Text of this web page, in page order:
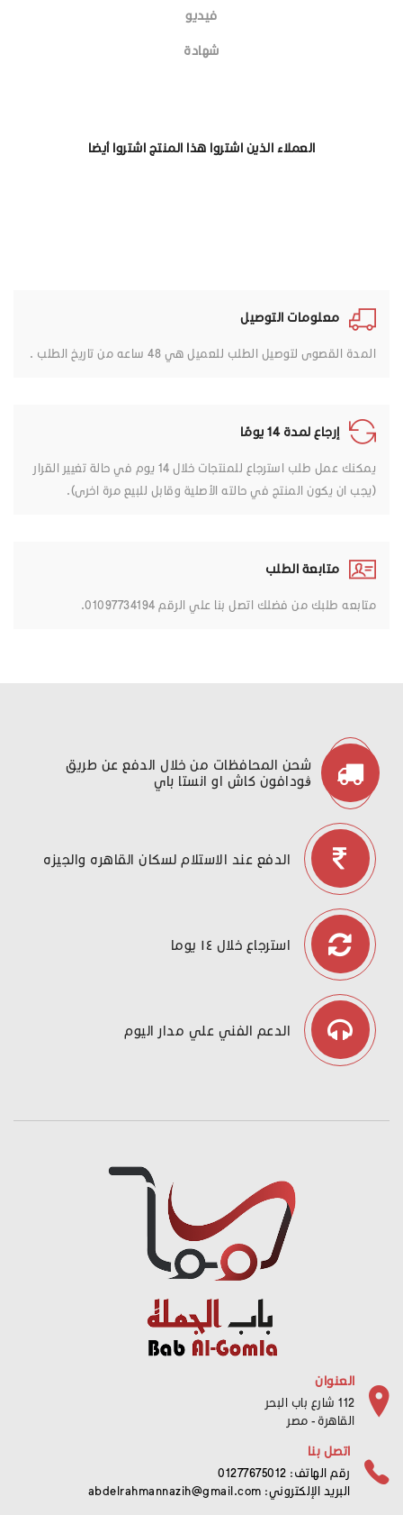
فيديو
شهادة
العملاء الذين اشتروا هذا المنتج اشتروا أيضا
معلومات التوصيل
المدة القصوى لتوصيل الطلب للعميل هي 48 ساعه من تاريخ الطلب .
إرجاع لمدة 14 يومًا
يمكنك عمل طلب استرجاع للمنتجات خلال 14 يوم في حالة تغيير القرار
(يجب ان يكون المنتج في حالته الأصلية وقابل للبيع مرة اخرى).
متابعة الطلب
متابعه طلبك من فضلك اتصل بنا علي الرقم 01097734194.
شحن المحافظات من خلال الدفع عن طريق
ڤودافون كاش او انستا باي
الدفع عند الاستلام لسكان القاهره والجيزه
استرجاع خلال ١٤ يوما
الدعم الفني علي مدار اليوم
العنوان
112 شارع باب البحر
القاهرة - مصر
اتصل بنا
رقم الهاتف: 01277675012
البريد الإلكتروني: abdelrahmannazih@gmail.com